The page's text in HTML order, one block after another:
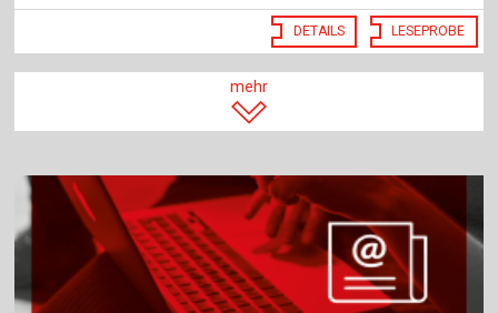
DETAILS LESEPROBE
mehr